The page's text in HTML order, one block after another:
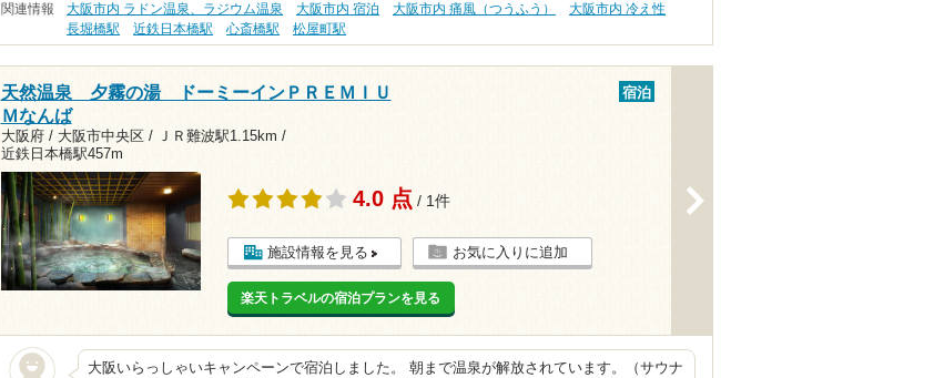
関連情報 大阪市内 ラドン温泉、ラジウム温泉 大阪市内 宿泊 大阪市内 痛風（つうふう）
大阪市内 冷え性
長堀橋駅
近鉄日本橋駅 心斎橋駅 松屋町駅
天然温泉 夕霧の湯 ドーミーインＰＲＥＭＩＵ
Ｍなんば
大阪府 / 大阪市中央区 / ＪＲ難波駅1.15km /
近鉄日本橋駅457m
宿泊
4.0 点 / 1件
施設情報を見る お気に入りに追加
楽天トラベルの宿泊プランを見る
大阪いらっしゃいキャンペーンで宿泊しました。 朝まで温泉が解放されています。（サウナ